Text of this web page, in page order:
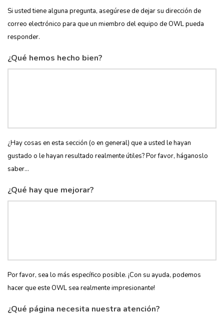
Si usted tiene alguna pregunta, asegúrese de dejar su dirección de
correo electrónico para que un miembro del equipo de OWL pueda
responder.
¿Qué hemos hecho bien?
¿Hay cosas en esta sección (o en general) que a usted le hayan
gustado o le hayan resultado realmente útiles? Por favor, háganoslo
saber...
¿Qué hay que mejorar?
Por favor, sea lo más específico posible. ¡Con su ayuda, podemos
hacer que este OWL sea realmente impresionante!
¿Qué página necesita nuestra atención?